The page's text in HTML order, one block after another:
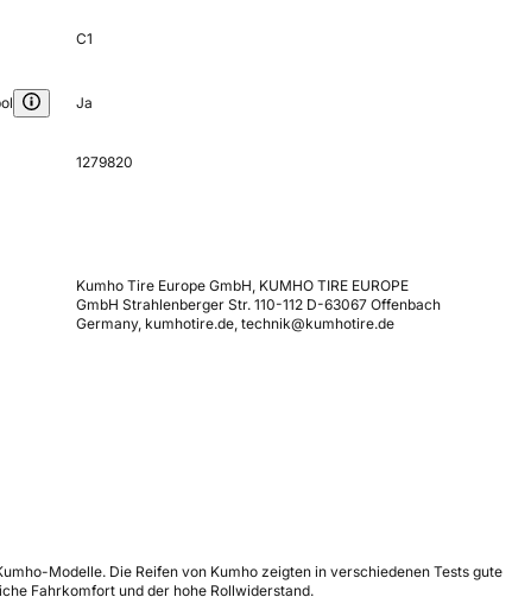
C1
Ja
1279820
Kumho Tire Europe GmbH, KUMHO TIRE EUROPE
GmbH Strahlenberger Str. 110-112 D-63067 Offenbach
Germany, kumhotire.de, technik@kumhotire.de
Modelle. Die Reifen von Kumho zeigten in verschiedenen Tests gute
Fahrkomfort und der hohe Rollwiderstand.